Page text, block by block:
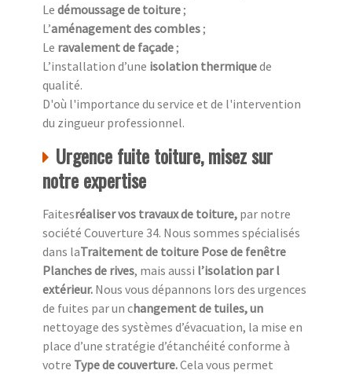
Le démoussage de toiture ;
L’aménagement des combles ;
Le ravalement de façade ;
L’installation d’une isolation thermiquede
qualité.
D'où l'importance du service et de l'intervention
du zingueur professionnel.
Urgence fuite toiture, misez sur
notre expertise
Faitesréaliser vos travaux de toiture, par notre
société Couverture 34. Nous sommes spécialisés
dans laTraitement de toiture Pose de fenêtre
Planches de rives, mais aussi l’isolation par l
extérieur. Nous vous dépannons lors des urgences
de fuites par un changement de tuiles, un
nettoyage des systèmes d’évacuation, la mise en
place d’une stratégie d’étanchéité conforme à
votre Type de couverture.Cela vous permet